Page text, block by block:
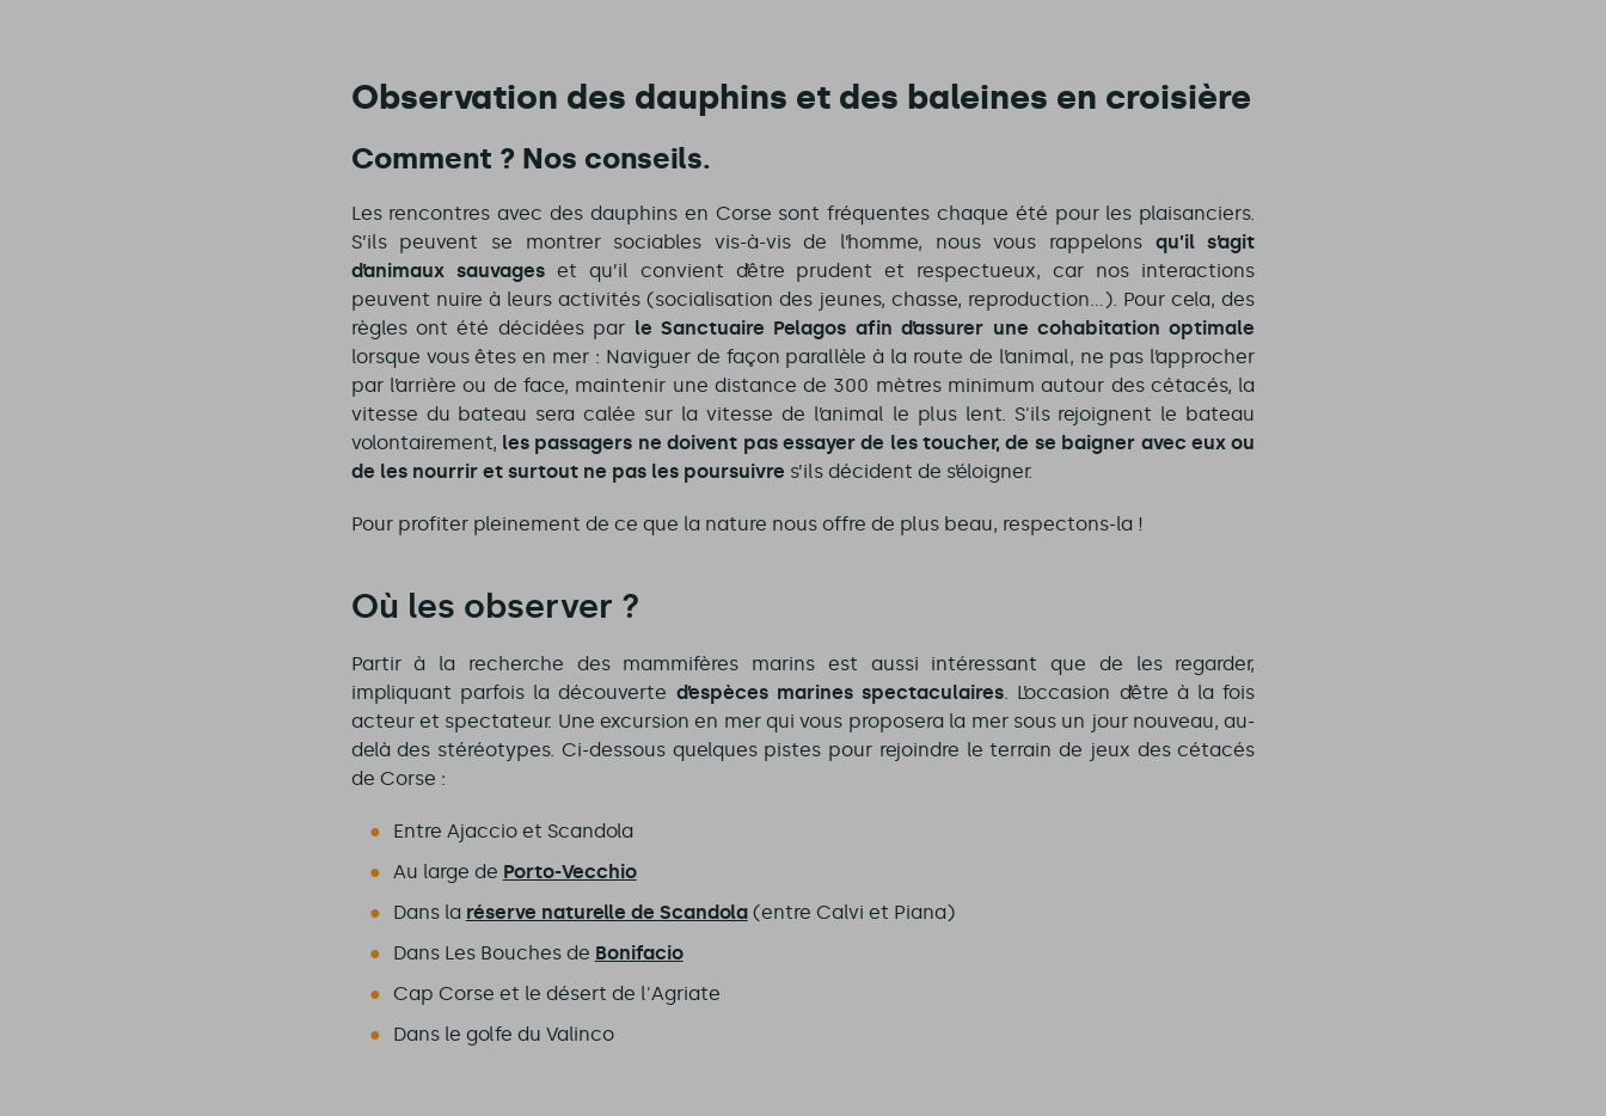
Observation des dauphins et des baleines en croisière
Comment ? Nos conseils.
Les rencontres avec des dauphins en Corse sont fréquentes chaque été pour les plaisanciers.
S’ils peuvent se montrer sociables vis-à-vis de l’homme, nous vous rappelons qu’il s’agit
d’animaux sauvages et qu’il convient d’être prudent et respectueux, car nos interactions
peuvent nuire à leurs activités (socialisation des jeunes, chasse, reproduction…). Pour cela, des
règles ont été décidées par le Sanctuaire Pelagos afin d’assurer une cohabitation optimale
lorsque vous êtes en mer : Naviguer de façon parallèle à la route de l’animal, ne pas l’approcher
par l’arrière ou de face, maintenir une distance de 300 mètres minimum autour des cétacés, la
vitesse du bateau sera calée sur la vitesse de l’animal le plus lent. S'ils rejoignent le bateau
volontairement, les passagers ne doivent pas essayer de les toucher, de se baigner avec eux ou
de les nourrir et surtout ne pas les poursuivre s’ils décident de s’éloigner.
Pour profiter pleinement de ce que la nature nous offre de plus beau, respectons-la !
Où les observer ?
Partir à la recherche des mammifères marins est aussi intéressant que de les regarder,
impliquant parfois la découverte d’espèces marines spectaculaires. L’occasion d’être à la fois
acteur et spectateur. Une excursion en mer qui vous proposera la mer sous un jour nouveau, au-
delà des stéréotypes. Ci-dessous quelques pistes pour rejoindre le terrain de jeux des cétacés
de Corse :
Entre Ajaccio et Scandola
Au large de Porto-Vecchio
Dans la réserve naturelle de Scandola(entre Calvi et Piana)
Dans Les Bouches de Bonifacio
Cap Corse et le désert de l'Agriate
Dans le golfe du Valinco